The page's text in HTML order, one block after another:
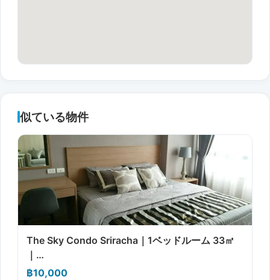
似ている物件
The Sky Condo Sriracha｜1ベッドルーム 33㎡
｜…
฿10,000